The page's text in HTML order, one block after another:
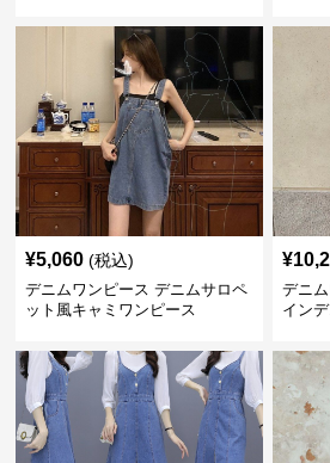
¥5,060 (税込)
デニムワンピース デニムサロペ
ット風キャミワンピース
¥
デニ
イン